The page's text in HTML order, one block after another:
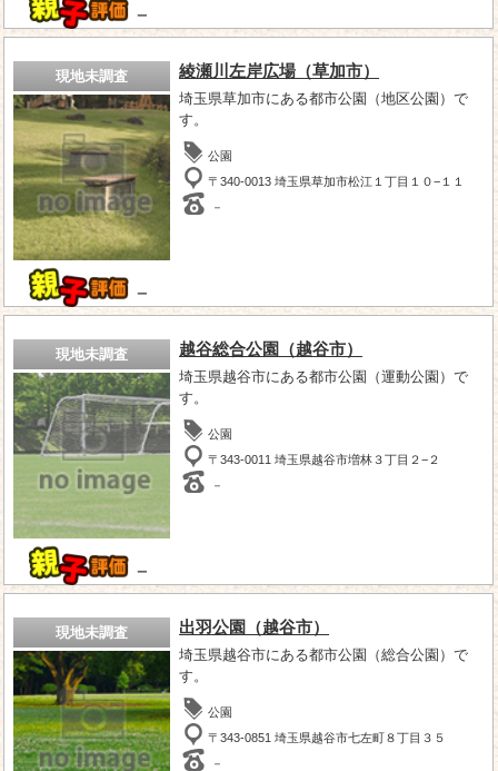
－
現地未調査
－
綾瀬川左岸広場（草加市）
埼玉県草加市にある都市公園（地区公園）で
す。
公園
〒340-0013 埼玉県草加市松江１丁目１０−１１
－
現地未調査
－
越谷総合公園（越谷市）
埼玉県越谷市にある都市公園（運動公園）で
す。
公園
〒343-0011 埼玉県越谷市増林３丁目２−２
－
現地未調査 出羽公園（越谷市）
埼玉県越谷市にある都市公園（総合公園）で
す。
公園
〒343-0851 埼玉県越谷市七左町８丁目３５
－